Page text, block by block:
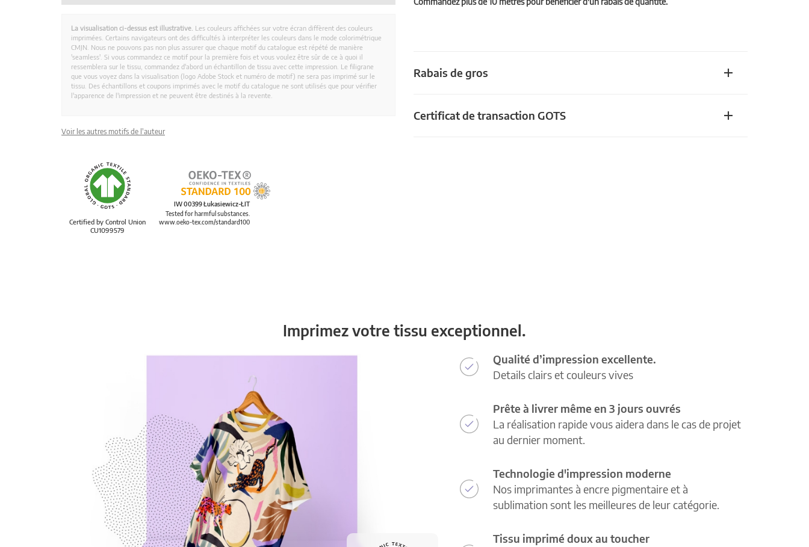
Rabais de gros
Certificat de transaction GOTS
La visualisation ci-dessus est illustrative. Les couleurs affichées sur votre écran diffèrent des couleurs
imprimées. Certains navigateurs ont des difficultés à interpréter les couleurs dans le mode colorimétrique
CMJN. Nous ne pouvons pas non plus assurer que chaque motif du catalogue est répété de manière
'seamless'. Si vous commandez ce motif pour la première fois et vous voulez être sûr de ce à quoi il
ressemblera sur le tissu, commandez d'abord un échantillon de tissu avec cette impression. Le filigrane
que vous voyez dans la visualisation (logo Adobe Stock et numéro de motif) ne sera pas imprimé sur le
tissu. Des échantillons et coupons imprimés avec le motif du catalogue ne sont utilisés que pour vérifier
l'apparence de l'impression et ne peuvent être destinés à la revente.
Voir les autres motifs de l'auteur
Certified by Control Union
CU1099579
IW 00399 Łukasiewicz-ŁIT
Tested for harmful substances.
www.oeko-tex.com/standard100
Imprimez votre tissu exceptionnel.
Qualité d’impression excellente.
Details clairs et couleurs vives
Prête à livrer même en 3 jours ouvrés
La réalisation rapide vous aidera dans le cas de projet
au dernier moment.
Technologie d'impression moderne
Nos imprimantes à encre pigmentaire et à
sublimation sont les meilleures de leur catégorie.
Tissu imprimé doux au toucher